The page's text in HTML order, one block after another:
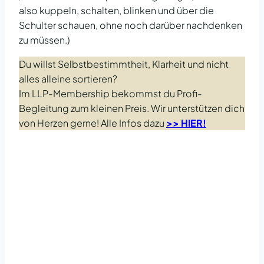
also kuppeln, schalten, blinken und über die
Schulter schauen, ohne noch darüber nachdenken
zu müssen.)
Du willst Selbstbestimmtheit, Klarheit und nicht
alles alleine sortieren?
Im LLP-Membership bekommst du Profi-
Begleitung zum kleinen Preis. Wir unterstützen dich
von Herzen gerne! Alle Infos dazu >> HIER!